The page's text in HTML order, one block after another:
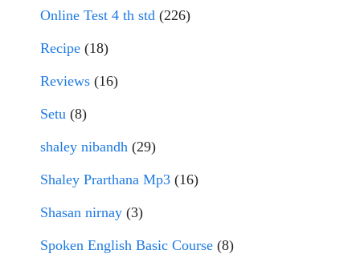
Online Test 4 th std (226)
Recipe (18)
Reviews (16)
Setu (8)
shaley nibandh (29)
Shaley Prarthana Mp3 (16)
Shasan nirnay (3)
Spoken English Basic Course (8)